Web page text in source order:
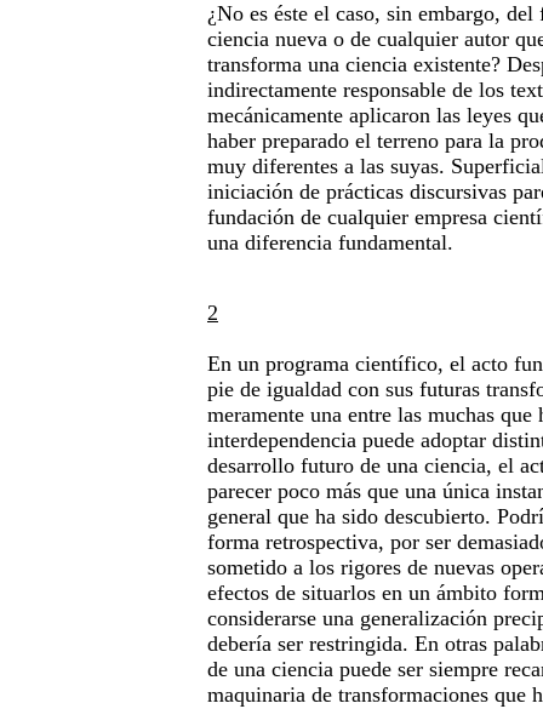
¿No es éste el caso, sin embargo,
ciencia nueva o de cualquier autor
transforma una ciencia existente?
indirectamente responsable de los
mecánicamente aplicaron las leyes
haber preparado el terreno para la
muy diferentes a las suyas.
iniciación de prácticas discursivas
fundación de cualquier empresa
una diferencia fundamental.
2
En un programa científico, el acto
pie de igualdad con sus futuras
meramente una entre las muchas que
interdependencia puede adoptar
desarrollo futuro de una ciencia, el
parecer poco más que una única
general que ha sido descubierto.
forma retrospectiva, por ser
sometido a los rigores de nuevas
efectos de situarlos en un ámbito
considerarse una generalización
debería ser restringida. En otras
de una ciencia puede ser siempre
maquinaria de transformaciones que